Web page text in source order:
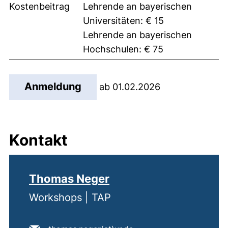
Kostenbeitrag
Lehrende an bayerischen
Universitäten: € 15
Lehrende an bayerischen
Hochschulen: € 75
Anmeldung (externer Link, öffnet neues
ab 01.02.2026
Kontakt
Thomas Neger
Workshops | TAP